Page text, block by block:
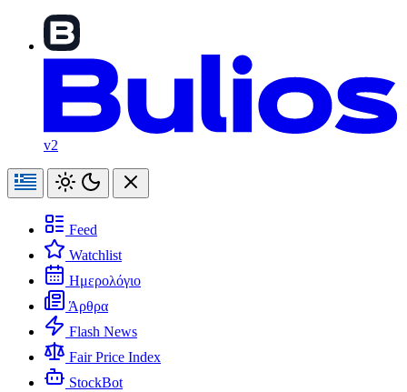
v2
Feed
Watchlist
Ημερολόγιο
Άρθρα
Flash News
Fair Price Index
StockBot